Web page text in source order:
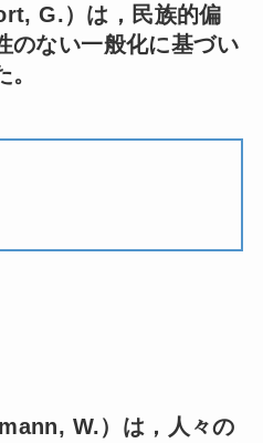
G.）は，民族的偏
のない一般化に基づい
W.）は，人々の